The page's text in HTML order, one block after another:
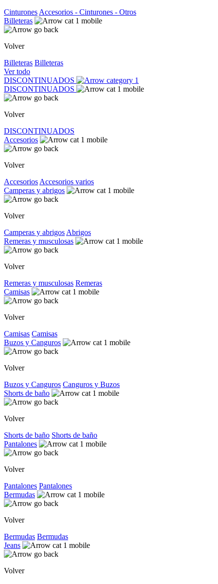
Cinturones Accesorios - Cinturones - Otros
Billeteras
Volver
Billeteras Billeteras
Ver todo
DISCONTINUADOS
DISCONTINUADOS
Volver
DISCONTINUADOS
Accesorios
Volver
Accesorios Accesorios varios
Camperas y abrigos
Volver
Camperas y abrigos Abrigos
Remeras y musculosas
Volver
Remeras y musculosas Remeras
Camisas
Volver
Camisas Camisas
Buzos y Canguros
Volver
Buzos y Canguros Canguros y Buzos
Shorts de baño
Volver
Shorts de baño Shorts de baño
Pantalones
Volver
Pantalones Pantalones
Bermudas
Volver
Bermudas Bermudas
Jeans
Volver